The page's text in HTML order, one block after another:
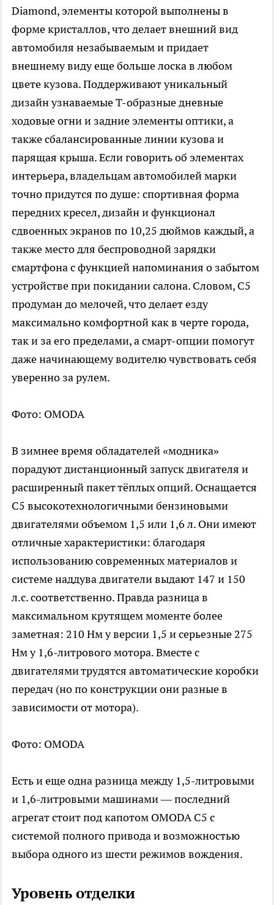
Diamond, элементы которой выполнены в
форме кристаллов, что делает внешний вид
автомобиля незабываемым и придает
внешнему виду еще больше лоска в любом
цвете кузова. Поддерживают уникальный
дизайн узнаваемые T-образные дневные
ходовые огни и задние элементы оптики, а
также сбалансированные линии кузова и
парящая крыша. Если говорить об элементах
интерьера, владельцам автомобилей марки
точно придутся по душе: спортивная форма
передних кресел, дизайн и функционал
сдвоенных экранов по 10,25 дюймов каждый, а
также место для беспроводной зарядки
смартфона с функцией напоминания о забытом
устройстве при покидании салона. Словом, C5
продуман до мелочей, что делает езду
максимально комфортной как в черте города,
так и за его пределами, а смарт-опции помогут
даже начинающему водителю чувствовать себя
уверенно за рулем.
Фото: OMODA
В зимнее время обладателей «модника»
порадуют дистанционный запуск двигателя и
расширенный пакет тёплых опций. Оснащается
C5 высокотехнологичными бензиновыми
двигателями объемом 1,5 или 1,6 л. Они имеют
отличные характеристики: благодаря
использованию современных материалов и
системе наддува двигатели выдают 147 и 150
л.с. соответственно. Правда разница в
максимальном крутящем моменте более
заметная: 210 Нм у версии 1,5 и серьезные 275
Нм у 1,6-литрового мотора. Вместе с
двигателями трудятся автоматические коробки
передач (но по конструкции они разные в
зависимости от мотора).
Фото: OMODA
Есть и еще одна разница между 1,5-литровыми
и 1,6-литровыми машинами — последний
агрегат стоит под капотом OMODA C5 с
системой полного привода и возможностью
выбора одного из шести режимов вождения.
Уровень отделки